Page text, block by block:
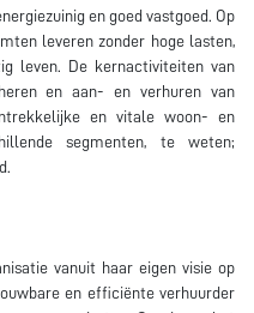
en goed vastgoed. Op
leveren zonder hoge lasten,
leven. De kernactiviteiten van
en aan- en verhuren van
en vitale woon- en
segmenten, te weten;
vanuit haar eigen visie op
en efficiënte verhuurder